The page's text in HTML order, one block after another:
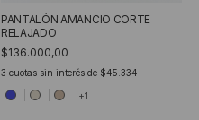
PANTALÓN AMANCIO CORTE
RELAJADO
$136.000,00
3 cuotas sin interés de $45.334
+1